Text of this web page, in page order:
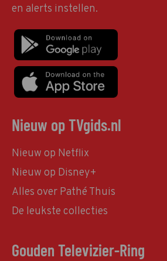
en alerts instellen.
Nieuw op TVgids.nl
Nieuw op Netflix
Nieuw op Disney+
Alles over Pathé Thuis
De leukste collecties
Gouden Televizier-Ring